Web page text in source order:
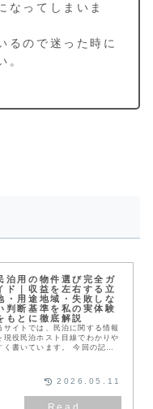
なってしまいま
るので迷った時に
。
泊用の物件選び完全ガ
ド｜収益を左右する立
・用途地域・失敗しな
判断基準を私の実体験
もとに徹底解説
サイトでは、民泊に関する情報
現役民泊ホスト目線でわかりや
く書いています。 今回の記事
2026.05.11